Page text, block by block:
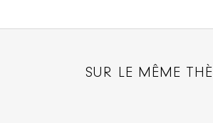
SUR LE MÊME